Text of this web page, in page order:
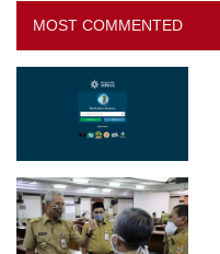
MOST COMMENTED